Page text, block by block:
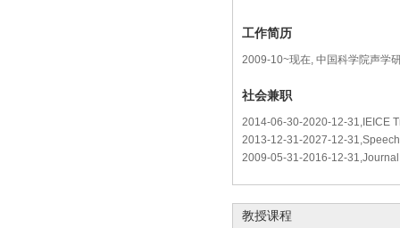
工作简历
2009-10~现在, 中国科学院声学
社会兼职
2014-06-30-2020-12-31,IEICE
2013-12-31-2027-12-
2009-05-31-2016-12-
教授课程